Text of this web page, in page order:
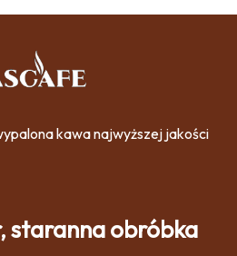
kawa najwyższej jakości
staranna obróbka